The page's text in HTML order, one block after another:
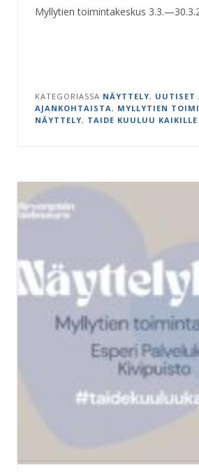
Myllytien toimintakeskus
KATEGORIASSA NÄYTTELY, UUTISET
AJANKOHTAISTA , MYLLYTIEN
NÄYTTELY, TAIDE KUULUU KAIKILLE